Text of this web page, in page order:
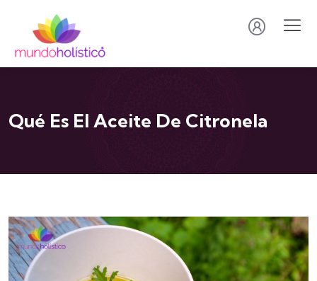
Qué Es El Aceite De Citronela